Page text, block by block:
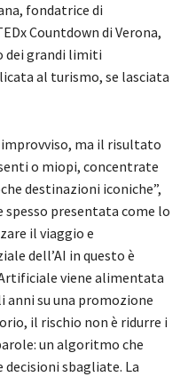
fondatrice di
Countdown di Verona,
dei grandi limiti
al turismo, se lasciata
improvviso, ma il risultato
o miopi, concentrate
destinazioni iconiche”,
spesso presentata come lo
il viaggio e
dell’AI in questo è
viene alimentata
su una promozione
il rischio non è ridurre i
un algoritmo che
sbagliate. La